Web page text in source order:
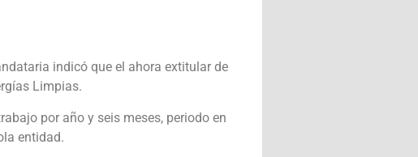
indicó que el ahora extitular de
Limpias.
por año y seis meses, periodo en
entidad.